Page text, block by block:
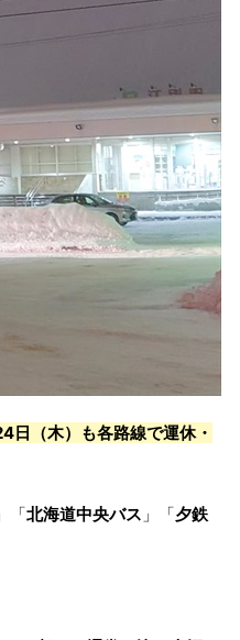
日（木）も各路線で運休・
」「北海道中央バス 」「夕鉄